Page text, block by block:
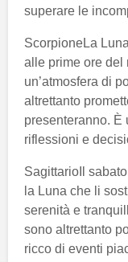
superare le
ScorpioneLa
alle prime ore del
un’atmosfera di
altrettanto
presenteranno. È
riflessioni e
SagittarioIl
la Luna che li
serenità e
sono altrettanto
ricco di eventi